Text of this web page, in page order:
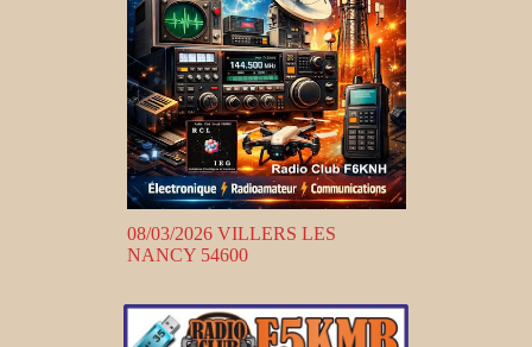
08/03/2026 VILLERS LES
NANCY 54600